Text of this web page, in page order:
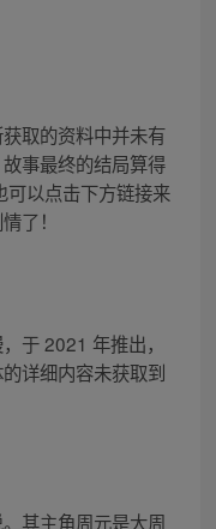
取的资料中并未有
事最终的结局算得
可以点击下方链接来
了！
于 2021 年推出，
详细内容未获取到
其主角周元是大周